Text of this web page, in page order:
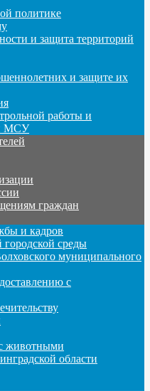
политике
и защита территорий
и защите их
работы и
МСУ
граждан
и кадров
среды
муниципального
с
животными
области